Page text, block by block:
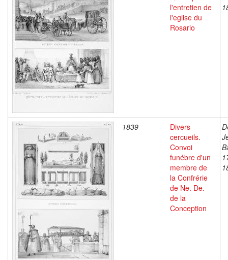
l'entretien de
l'eglise du
Rosario
1839
Divers
cercueils.
Convoi
funébre d'un
membre de
la Confrérie
de Ne. De.
de la
Conception